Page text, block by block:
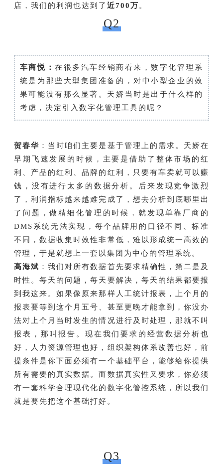
店，我们的利润也达到了 近700万 。
Q2
车商悦：在很多汽车经销商看来，数字化管理系
统是为那些大型集团准备的，对中小型企业的效
果可能没有那么显著。天娇当时是出于什么样的
考虑，决定引入数字化管理工具的呢？
贺春华 ：当时咱们主要是基于管理上的需求。天娇在
早期飞速发展的时候，主要是借助了整体市场的红
利、产品的红利、品牌的红利，只要有车卖就可以赚
钱，没有进行太多的数据分析。后来发现竞争激烈
了，利润指标越来越难完成了，想去分析到底哪里出
了问题，做精细化管理的时候，就发现单靠厂商的
DMS系统无法实现，每个品牌用的口径不同、标准
不同，数据收集时效性非常低，难以形成统一高效的
管理，于是就想上一套以集团为中心的管理系统。
高海斌 ：我们对所有数据首先要求精确性，第二是及
时性。每天的问题，每天要解决，每天的结果都要报
到我这来。如果像原来那样人工统计报表，上个月的
报表要等到这个月五号、甚至更晚才能拿到，你没办
法对上个月当时发生的情况进行及时处理，那就不叫
报表，那叫报告。现在我们要求的经营数据分析也
好，人力资源管理也好，组织架构体系改善也好，前
提条件是你下面必须有一个基础平台，能够给你提供
所有需要的真实数据。而数据真实性又要求，你必须
有一套科学合理现代化的数字化管控系统，所以我们
就是要先把这个基础打好。
Q3